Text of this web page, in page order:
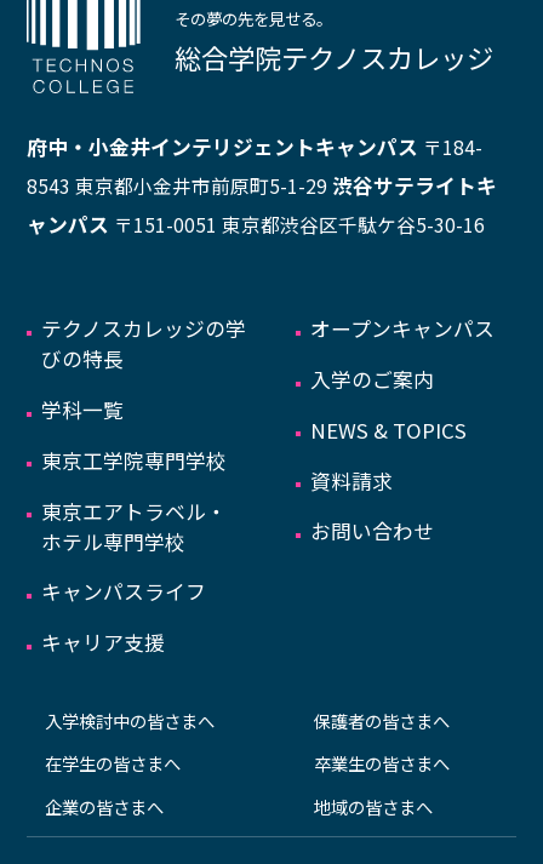
その夢の先を見せる。
総合学院テクノスカレッジ
府中・小金井インテリジェントキャンパス 〒184-
8543 東京都小金井市前原町5-1-29 渋谷サテライトキ
ャンパス 〒151-0051 東京都渋谷区千駄ケ谷5-30-16
テクノスカレッジの学
びの特長
学科一覧
東京工学院専門学校
東京エアトラベル・
ホテル専門学校
キャンパスライフ
キャリア支援
オープンキャンパス
入学のご案内
NEWS & TOPICS
資料請求
お問い合わせ
入学検討中の皆さまへ
在学生の皆さまへ
企業の皆さまへ
保護者の皆さまへ
卒業生の皆さまへ
地域の皆さまへ